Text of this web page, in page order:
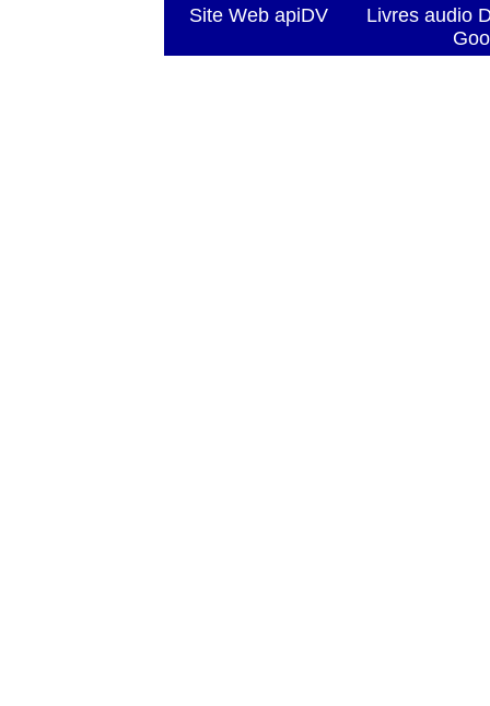
Site Web apiDV
Livres audio